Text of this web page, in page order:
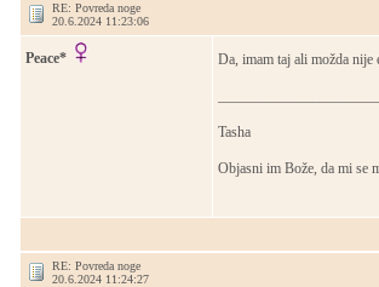
RE: Povreda noge
20.6.2024 11:23:06
Peace* Da, imam taj ali možda nije
Tasha
Objasni im Bože, da mi se
RE: Povreda noge
20.6.2024 11:24:27